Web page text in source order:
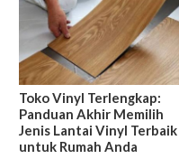
Toko Vinyl Terlengkap:
Panduan Akhir Memilih
Jenis Lantai Vinyl Terbaik
untuk Rumah Anda